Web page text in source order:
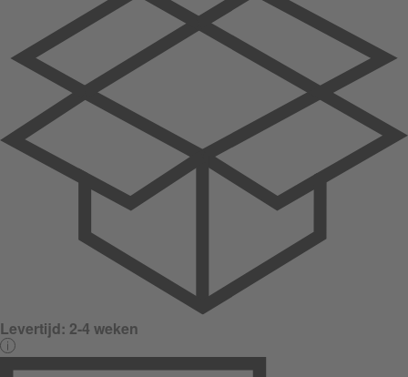
Levertijd: 2-4 weken